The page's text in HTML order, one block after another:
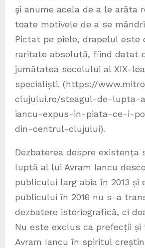
şi anume acela de a le arăta
toate motivele de a se
Pictat pe piele, drapelul este
raritate absolută, fiind datat
jumătatea secolului al XIX-
specialiști. (https://
clujului.ro/steagul-de-lupta-
iancu-expus-in-piata-ce-i-
din-centrul-clujului).
Dezbaterea despre existența
luptă al lui Avram Iancu
publicului larg abia în 2013 și
publicului în 2016 nu s-a
dezbatere istoriografică, ci
Nu este exclus ca prefecții și
Avram Iancu în spiritul